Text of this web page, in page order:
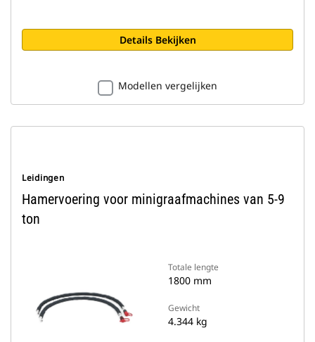
Details Bekijken
Modellen vergelijken
Leidingen
Hamervoering voor minigraafmachines van 5-9
ton
Totale lengte
1800 mm
Gewicht
4.344 kg